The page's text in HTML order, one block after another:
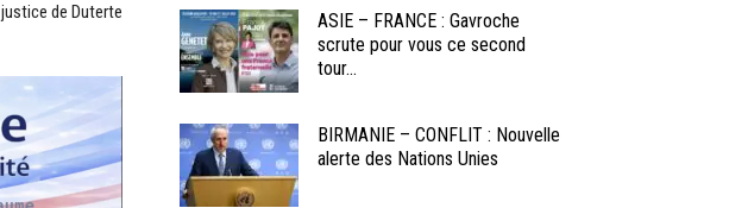
justice de Duterte
ASIE – FRANCE : Gavroche
scrute pour vous ce second
tour...
BIRMANIE – CONFLIT : Nouvelle
alerte des Nations Unies